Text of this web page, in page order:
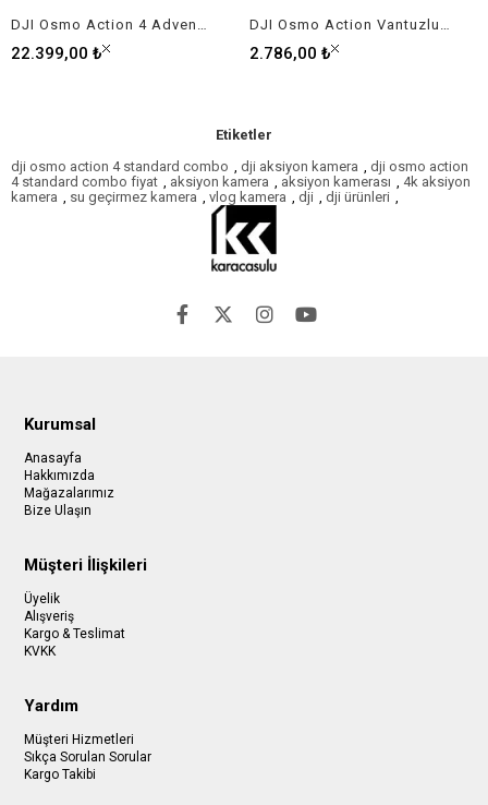
22.399,00 ₺ 2.786,00 ₺
Etiketler
dji osmo action 4 standard combo
dji aksiyon kamera
dji osmo action
4 standard combo fiyat
aksiyon kamera aksiyon kamerası
4k aksiyon
kamera
su geçirmez kamera vlog kamera dji dji ürünleri
Kurumsal
Anasayfa
Hakkımızda
Mağazalarımız
Bize Ulaşın
Müşteri İlişkileri
Üyelik
Alışveriş
Kargo & Teslimat
KVKK
Yardım
Müşteri Hizmetleri
Sıkça Sorulan Sorular
Kargo Takibi